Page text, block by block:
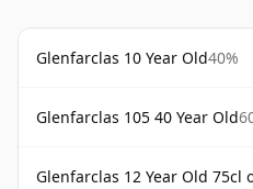
Glenfarclas 10 Year Old40%
Glenfarclas 105 40 Year Old
Glenfarclas 12 Year Old 75cl